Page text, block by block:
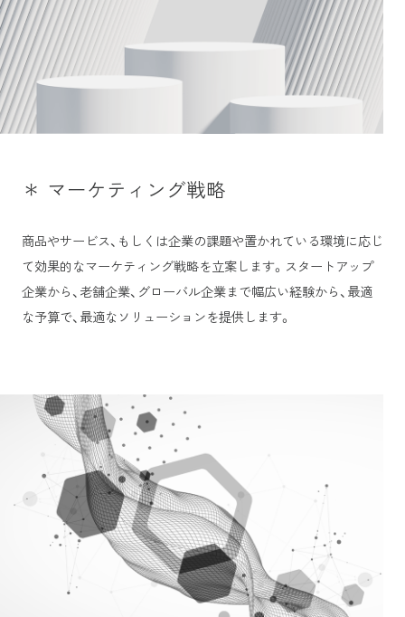
＊ マーケティング戦略
商品やサービス、もしくは企業の課題や置かれている環境に応じ
て効果的なマーケティング戦略を立案します。スタートアップ
企業から、老舗企業、グローバル企業まで幅広い経験から、最適
な予算で、最適なソリューションを提供します。